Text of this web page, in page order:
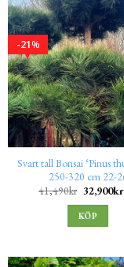
%
21
Svart tall Bonsai ‘Pinus
250-320 cm 22-
41,490kr 32,900kr
KÖP